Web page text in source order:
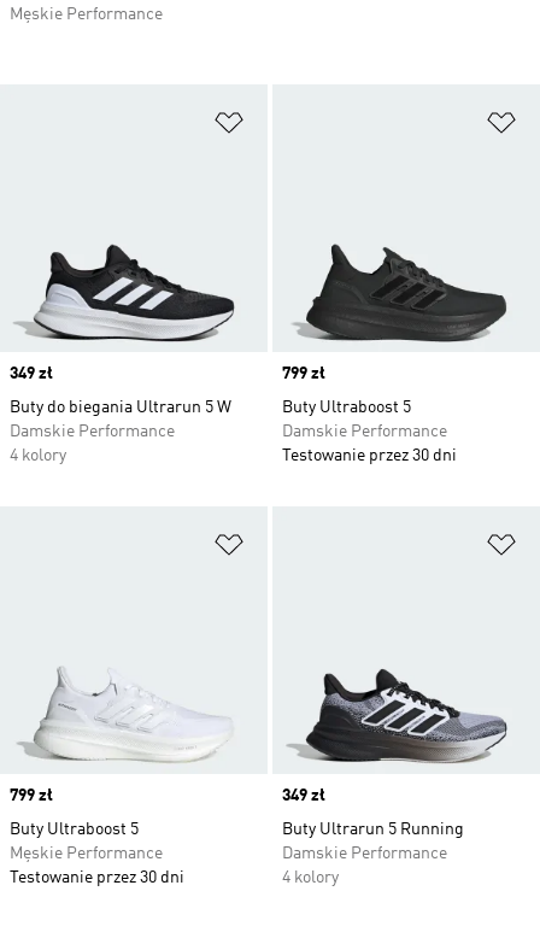
Price
349 zł
Buty do biegania Ultrarun 5 W
Damskie Performance
4 kolory
Price
799 zł
Buty Ultraboost 5
Damskie Performance
Testowanie przez 30 dni
Price
799 zł
Buty Ultraboost 5
Męskie Performance
Testowanie przez 30 dni
Price
349 zł
Buty Ultrarun 5 Running
Damskie Performance
4 kolory
Męskie Performance